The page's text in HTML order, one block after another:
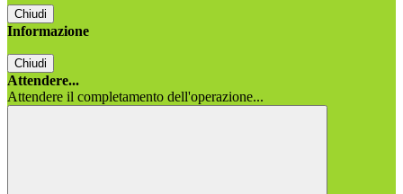
Chiudi
Informazione
Chiudi
Attendere...
Attendere il completamento dell'operazione...